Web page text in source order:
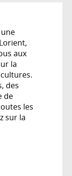
aux
la
des
de
les
sur la